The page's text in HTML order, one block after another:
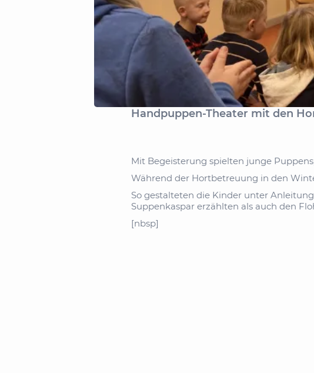
Handpuppen-Theater mit den
Mit Begeisterung spielten junge
Während der Hortbetreuung in den
So gestalteten die Kinder unter
Suppenkaspar erzählten als auch den
[nbsp]